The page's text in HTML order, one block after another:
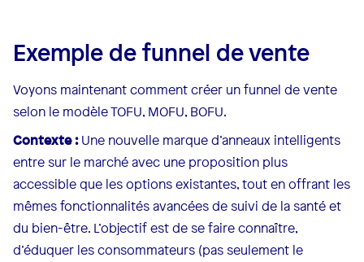
Exemple de funnel de vente
Voyons maintenant comment créer un funnel de vente
selon le modèle TOFU, MOFU, BOFU.
Contexte :Une nouvelle marque d’anneaux intelligents
entre sur le marché avec une proposition plus
accessible que les options existantes, tout en offrant les
mêmes fonctionnalités avancées de suivi de la santé et
du bien-être. L’objectif est de se faire connaître,
d’éduquer les consommateurs (pas seulement le